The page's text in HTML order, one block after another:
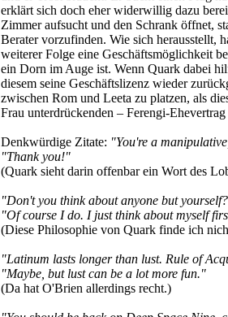
erklärt sich doch eher widerwillig dazu
Zimmer aufsucht und den Schrank öffnet,
Berater vorzufinden. Wie sich herausstellt,
weiterer Folge eine Geschäftsmöglichkeit
ein Dorn im Auge ist. Wenn Quark dabei
diesem seine Geschäftslizenz wieder
zwischen Rom und Leeta zu platzen, als
Frau unterdrückenden – Ferengi-
Denkwürdige Zitate: "You're a
"Thank you!"
(Quark sieht darin offenbar ein Wort des
"Don't you think about anyone but
"Of course I do. I just think about myself
(Diese Philosophie von Quark finde ich
"Latinum lasts longer than lust. Rule of
"Maybe, but lust can be a lot more fun."
(Da hat O'Brien allerdings recht.)